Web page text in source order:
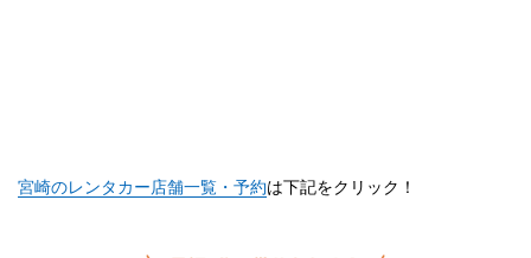
宮崎のレンタカー店舗一覧・予約は下記をクリック！